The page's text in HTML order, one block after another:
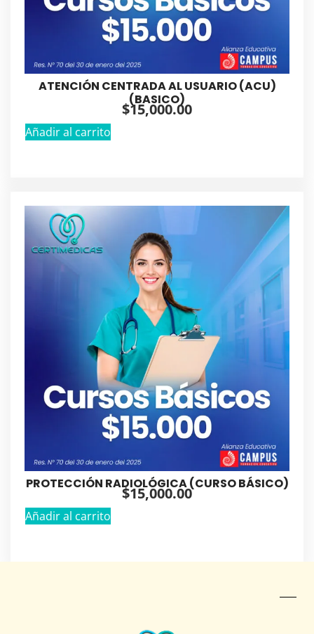
ATENCIÓN CENTRADA AL USUARIO (ACU)
(BASICO)
$15,000.00
Añadir al carrito
PROTECCIÓN RADIOLÓGICA (CURSO BÁSICO)
$15,000.00
Añadir al carrito